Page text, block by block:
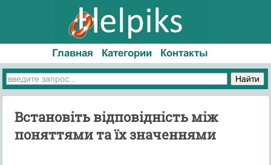
Главная Категории Контакты
Встановіть відповідність між
поняттями та їх значеннями